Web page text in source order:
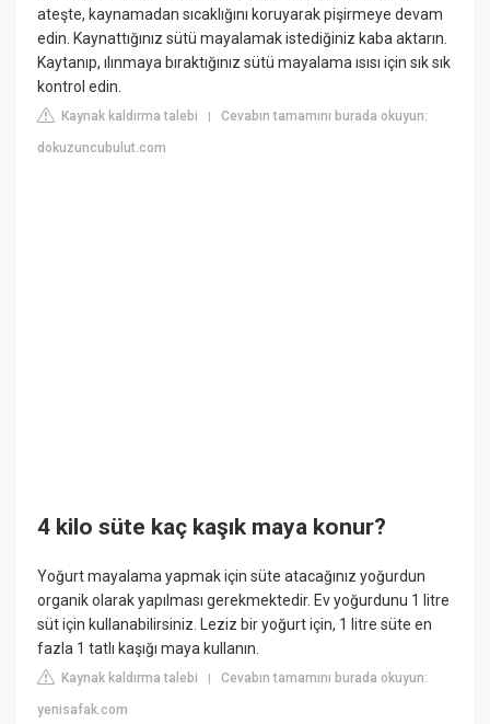
ateşte, kaynamadan sıcaklığını koruyarak pişirmeye devam
edin. Kaynattığınız sütü mayalamak istediğiniz kaba aktarın.
Kaytanıp, ılınmaya bıraktığınız sütü mayalama ısısı için sık sık
kontrol edin.
Kaynak kaldırma talebi |Cevabın tamamını burada okuyun:
dokuzuncubulut.com
4 kilo süte kaç kaşık maya konur?
Yoğurt mayalama yapmak için süte atacağınız yoğurdun
organik olarak yapılması gerekmektedir. Ev yoğurdunu 1 litre
süt için kullanabilirsiniz. Leziz bir yoğurt için, 1 litre süte en
fazla 1 tatlı kaşığı maya kullanın.
Kaynak kaldırma talebi |Cevabın tamamını burada okuyun:
yenisafak.com